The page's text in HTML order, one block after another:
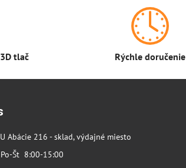
tlač Rýchle doručenie
Abácie 216 - sklad, výdajné miesto
Št 8:00-15:00